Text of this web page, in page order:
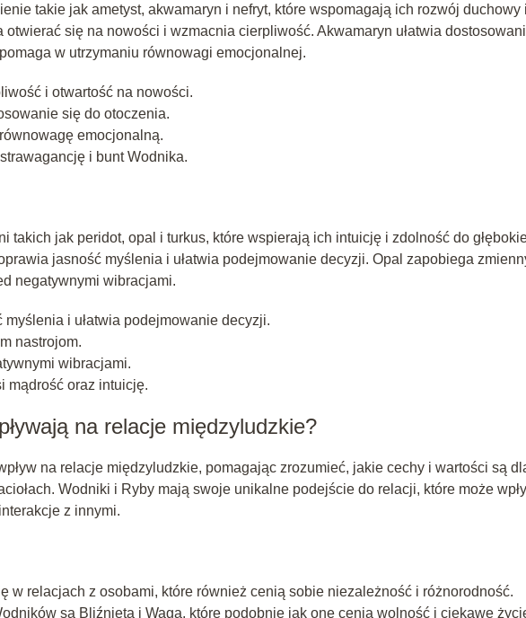
takie jak ametyst, akwamaryn i nefryt, które wspomagają ich rozwój duchowy
otwierać się na nowości i wzmacnia cierpliwość. Akwamaryn ułatwia
w utrzymaniu równowagi emocjonalnej.
i otwartość na nowości.
się do otoczenia.
emocjonalną.
i bunt Wodnika.
takich jak peridot, opal i turkus, które wspierają ich intuicję i zdolność do
jasność myślenia i ułatwia podejmowanie decyzji. Opal zapobiega
negatywnymi wibracjami.
i ułatwia podejmowanie decyzji.
nastrojom.
wibracjami.
mądrość oraz intuicję.
na relacje międzyludzkie?
na relacje międzyludzkie, pomagając zrozumieć, jakie cechy i wartości są
Wodniki i Ryby mają swoje unikalne podejście do relacji, które może
z innymi.
w relacjach z osobami, które również cenią sobie niezależność i różnorodność.
są Bliźnięta i Waga, które podobnie jak one cenią wolność i ciekawe